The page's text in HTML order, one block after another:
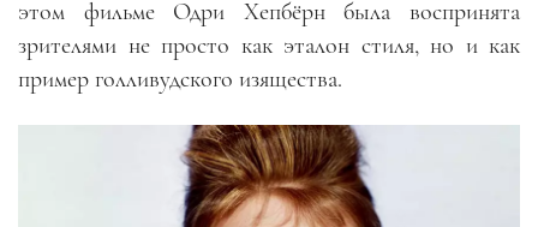
этом фильме Одри Хепбёрн была воспринята
зрителями не просто как эталон стиля, но и как
пример голливудского изящества.